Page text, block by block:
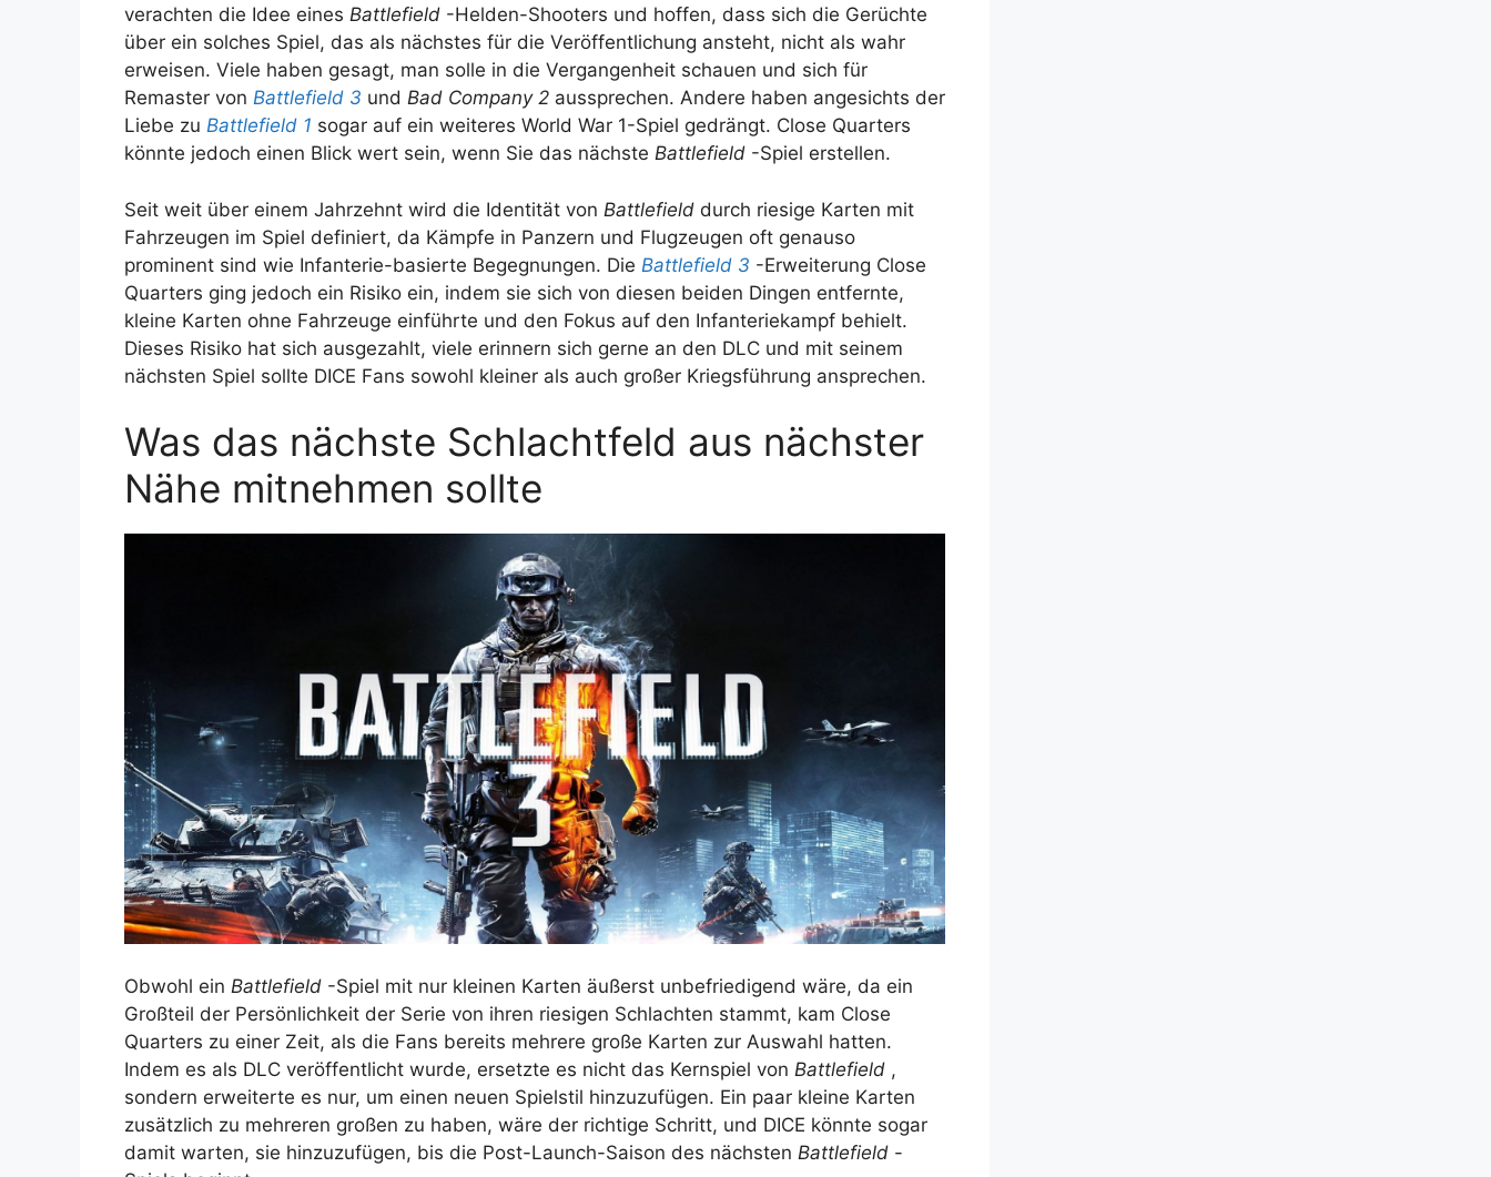
verachten die Idee eines Battlefield -Helden-Shooters und hoffen, dass sich die Gerüchte
über ein solches Spiel, das als nächstes für die Veröffentlichung ansteht, nicht als wahr
erweisen. Viele haben gesagt, man solle in die Vergangenheit schauen und sich für
Remaster von Battlefield 3 und Bad Company 2 aussprechen. Andere haben angesichts der
Liebe zu Battlefield 1 sogar auf ein weiteres World War 1-Spiel gedrängt. Close Quarters
könnte jedoch einen Blick wert sein, wenn Sie das nächste Battlefield -Spiel erstellen.
Seit weit über einem Jahrzehnt wird die Identität von Battlefield durch riesige Karten mit
Fahrzeugen im Spiel definiert, da Kämpfe in Panzern und Flugzeugen oft genauso
prominent sind wie Infanterie-basierte Begegnungen. Die Battlefield 3 -Erweiterung Close
Quarters ging jedoch ein Risiko ein, indem sie sich von diesen beiden Dingen entfernte,
kleine Karten ohne Fahrzeuge einführte und den Fokus auf den Infanteriekampf behielt.
Dieses Risiko hat sich ausgezahlt, viele erinnern sich gerne an den DLC und mit seinem
nächsten Spiel sollte DICE Fans sowohl kleiner als auch großer Kriegsführung ansprechen.
Was das nächste Schlachtfeld aus nächster
Nähe mitnehmen sollte
Obwohl ein Battlefield -Spiel mit nur kleinen Karten äußerst unbefriedigend wäre, da ein
Großteil der Persönlichkeit der Serie von ihren riesigen Schlachten stammt, kam Close
Quarters zu einer Zeit, als die Fans bereits mehrere große Karten zur Auswahl hatten.
Indem es als DLC veröffentlicht wurde, ersetzte es nicht das Kernspiel von Battlefield ,
sondern erweiterte es nur, um einen neuen Spielstil hinzuzufügen. Ein paar kleine Karten
zusätzlich zu mehreren großen zu haben, wäre der richtige Schritt, und DICE könnte sogar
damit warten, sie hinzuzufügen, bis die Post-Launch-Saison des nächsten Battlefield -